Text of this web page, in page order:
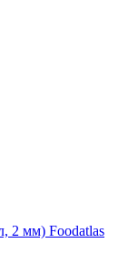
2 мм) Foodatlas